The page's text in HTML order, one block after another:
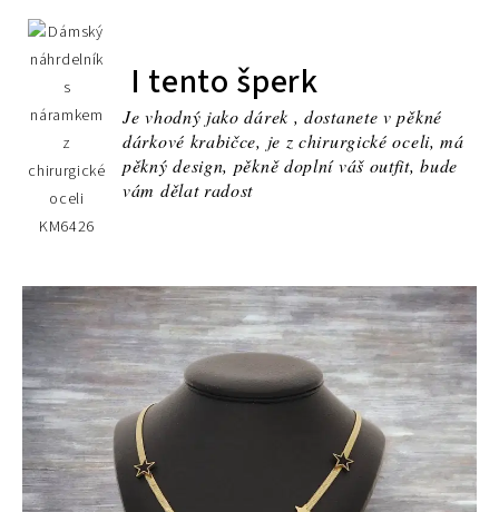
I tento šperk
Je vhodný jako dárek , dostanete v pěkné
dárkové krabičce, je z chirurgické oceli, má
pěkný design, pěkně doplní váš outfit, bude
vám dělat radost